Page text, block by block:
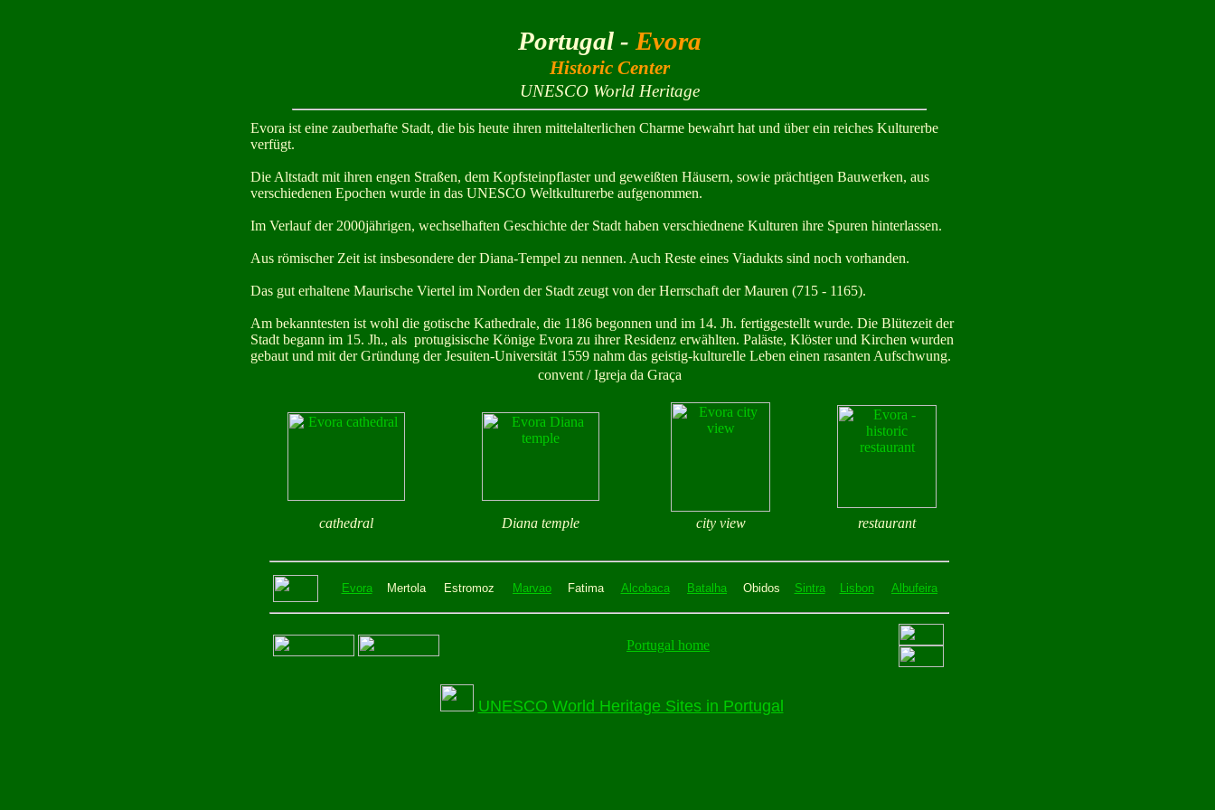
Portugal - Evora
Historic Center
UNESCO World Heritage
Evora ist eine zauberhafte Stadt, die bis heute ihren mittelalterlichen Charme bewahrt hat und über ein reiches Kulturerbe
verfügt.
Die Altstadt mit ihren engen Straßen, dem Kopfsteinpflaster und geweißten Häusern, sowie prächtigen Bauwerken, aus
verschiedenen Epochen wurde in das UNESCO Weltkulturerbe aufgenommen.
Im Verlauf der 2000jährigen, wechselhaften Geschichte der Stadt haben verschiednene Kulturen ihre Spuren hinterlassen.
Aus römischer Zeit ist insbesondere der Diana-Tempel zu nennen. Auch Reste eines Viadukts sind noch vorhanden.
Das gut erhaltene Maurische Viertel im Norden der Stadt zeugt von der Herrschaft der Mauren (715 - 1165).
Am bekanntesten ist wohl die gotische Kathedrale, die 1186 begonnen und im 14. Jh. fertiggestellt wurde. Die Blütezeit der
Stadt begann im 15. Jh., als protugisische Könige Evora zu ihrer Residenz erwählten. Paläste, Klöster und Kirchen wurden
gebaut und mit der Gründung der Jesuiten-Universität 1559 nahm das geistig-kulturelle Leben einen rasanten Aufschwung.
convent / Igreja da Graça
cathedral Diana temple city view restaurant
Evora Mertola Estromoz Marvao Fatima Alcobaca Batalha Obidos Sintra Lisbon Albufeira
Portugal home
UNESCO World Heritage Sites in Portugal